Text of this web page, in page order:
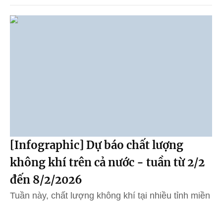
[Infographic] Dự báo chất lượng
không khí trên cả nước - tuần từ 2/2
đến 8/2/2026
Tuần này, chất lượng không khí tại nhiều tỉnh miền